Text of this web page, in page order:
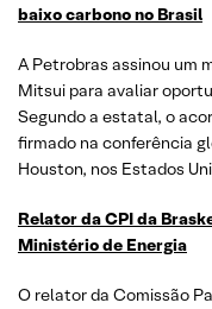
baixo carbono no Brasil
A Petrobras assinou um
Mitsui para avaliar
Segundo a estatal, o
firmado na conferência
Houston, nos Estados
Relator da CPI da
Ministério de Energia
O relator da Comissão